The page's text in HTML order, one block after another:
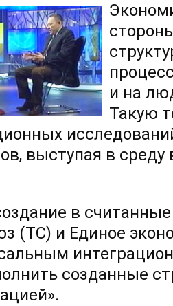
и на
Такую
выступая в
в
(ТС) и Единое
созданные